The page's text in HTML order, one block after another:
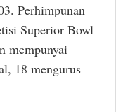
Perhimpunan
Superior Bowl
mempunyai
18 mengurus